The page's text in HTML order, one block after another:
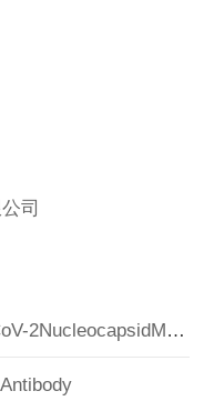
司
上一篇 : Anti-SARS-CoV/SARS-CoV-2NucleocapsidMonoclonalAntibody